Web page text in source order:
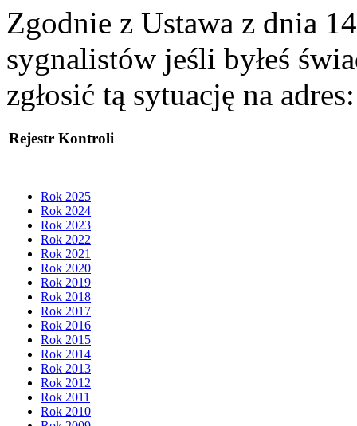
Zgodnie z Ustawa z dnia
sygnalistów jeśli byłeś
zgłosić tą sytuację na
Rejestr Kontroli
Rok 2025
Rok 2024
Rok 2023
Rok 2022
Rok 2021
Rok 2020
Rok 2019
Rok 2018
Rok 2017
Rok 2016
Rok 2015
Rok 2014
Rok 2013
Rok 2012
Rok 2011
Rok 2010